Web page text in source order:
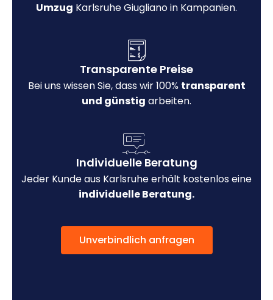
Umzug Karlsruhe Giugliano in Kampanien.
Transparente Preise
Bei uns wissen Sie, dass wir 100% transparent
und günstig arbeiten.
Individuelle Beratung
Jeder Kunde aus Karlsruhe erhält kostenlos eine
individuelle Beratung.
Unverbindlich anfragen